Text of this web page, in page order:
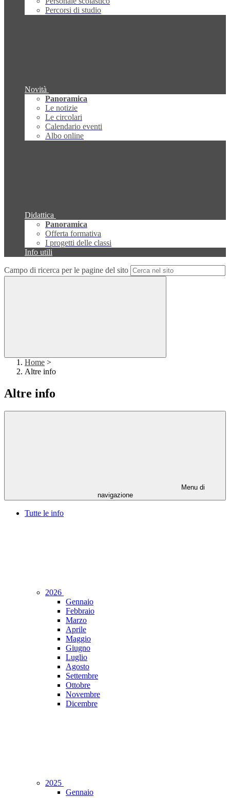
Percorsi di studio
Novità
Panoramica
Le notizie
Le circolari
Calendario eventi
Albo online
Didattica
Panoramica
Offerta formativa
I progetti delle classi
Info utili
Campo di ricerca per le pagine del sito
Home >
Altre info
Altre info
Menu di
navigazione
Tutte le info
2026
Gennaio
Febbraio
Marzo
Aprile
Maggio
Giugno
Luglio
Agosto
Settembre
Ottobre
Novembre
Dicembre
2025
Gennaio